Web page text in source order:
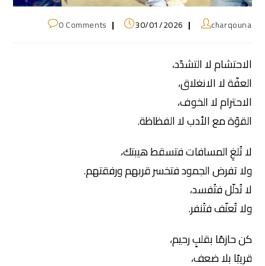
charqouna
30/01/2026
0 Comments
الاحتشام لا التشدّد،
العفّة لا الانغلاق،
الاحترام لا الخوف،
القوّة مع الأدب لا الفظاظة.
لا تُلغِ المسافات فتسقط هيبتك،
ولا تفرض الجمود فتخسر قربهم ورفقتهم.
لا تُدلّل فتُفسد،
ولا تُعنّف فتُنفر.
كن حازمًا بقلبٍ رحيم،
قريبًا بلا ضعف،